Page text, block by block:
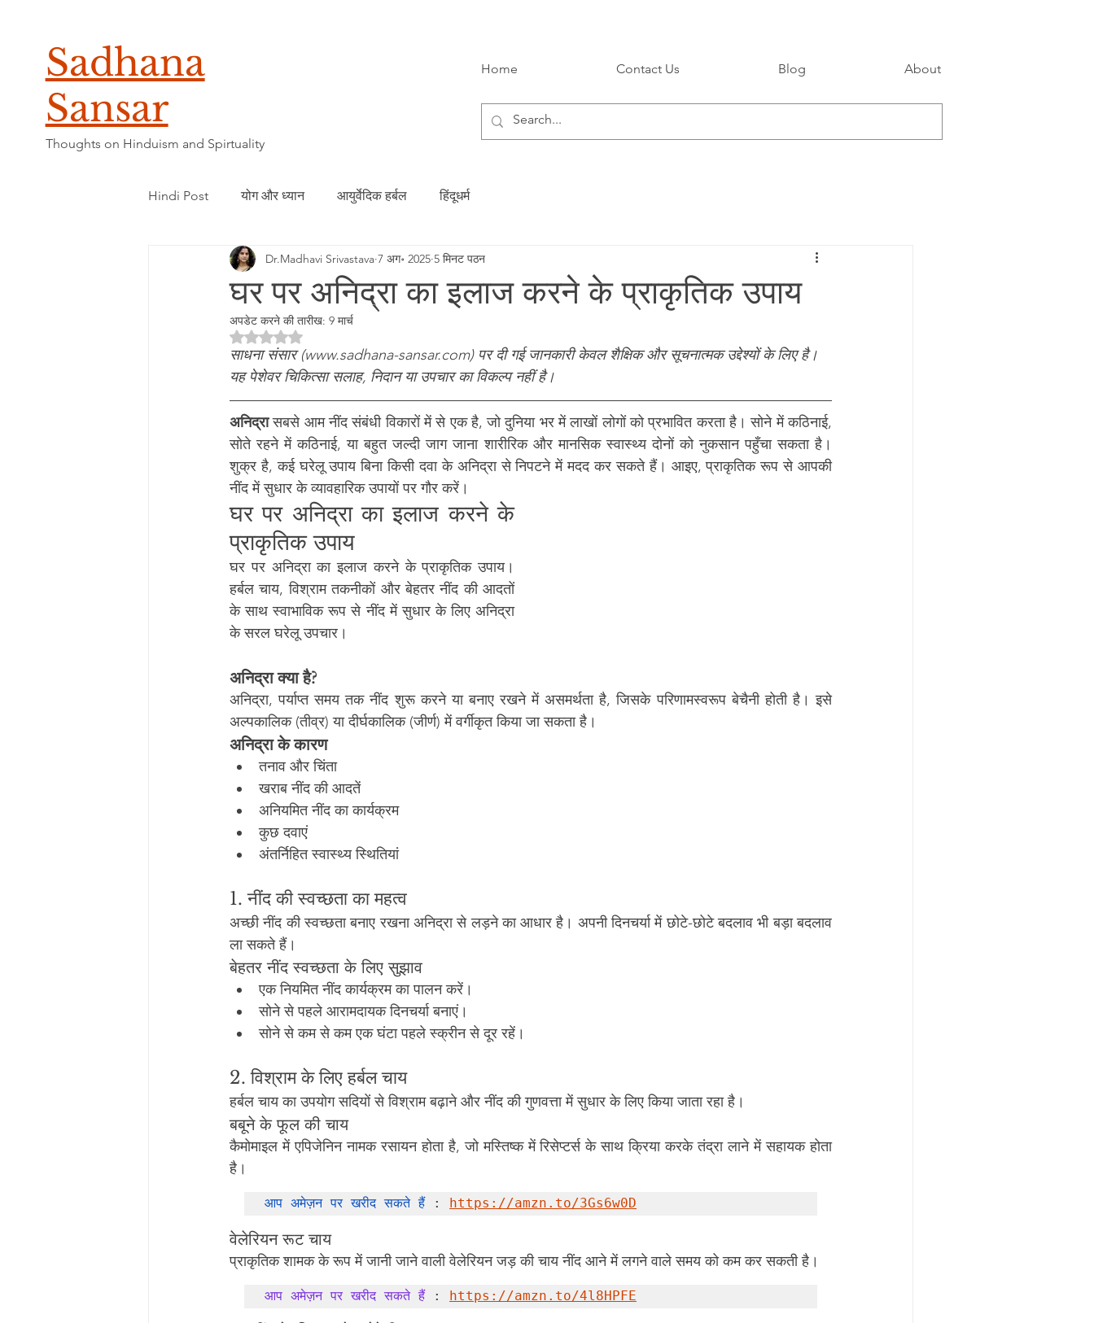
Sadhana
Sansar
Thoughts on Hinduism and Spirtuality
Home Contact Us Blog About
Hindi Post योग और ध्यान आयुर्वेदिक हर्बल हिंदूधर्म
घर पर अनिद्रा का इलाज करने के प्राकृतिक उपाय
Dr.Madhavi Srivastava 7 अग॰ 2025 5 मिनट पठन
अपडेट करने की तारीख: 9 मार्च
5 स्टार में से NaN रेटिंग दी गई।
साधना संसार (www.sadhana-sansar.com) पर दी गई जानकारी केवल शैक्षिक और सूचनात्मक उद्देश्यों के लिए है।
यह पेशेवर चिकित्सा सलाह, निदान या उपचार का विकल्प नहीं है।
अनिद्रा सबसे आम नींद संबंधी विकारों में से एक है, जो दुनिया भर में लाखों लोगों को प्रभावित करता है। सोने में कठिनाई,
सोते रहने में कठिनाई, या बहुत जल्दी जाग जाना शारीरिक और मानसिक स्वास्थ्य दोनों को नुकसान पहुँचा सकता है।
शुक्र है, कई घरेलू उपाय बिना किसी दवा के अनिद्रा से निपटने में मदद कर सकते हैं। आइए, प्राकृतिक रूप से आपकी
नींद में सुधार के व्यावहारिक उपायों पर गौर करें।
घर पर अनिद्रा का इलाज करने के
प्राकृतिक उपाय
घर पर अनिद्रा का इलाज करने के प्राकृतिक उपाय।
हर्बल चाय, विश्राम तकनीकों और बेहतर नींद की आदतों
के साथ स्वाभाविक रूप से नींद में सुधार के लिए अनिद्रा
के सरल घरेलू उपचार।
अनिद्रा क्या है?
अनिद्रा, पर्याप्त समय तक नींद शुरू करने या बनाए रखने में असमर्थता है, जिसके परिणामस्वरूप बेचैनी होती है। इसे
अल्पकालिक (तीव्र) या दीर्घकालिक (जीर्ण) में वर्गीकृत किया जा सकता है।
अनिद्रा के कारण
तनाव और चिंता
खराब नींद की आदतें
अनियमित नींद का कार्यक्रम
कुछ दवाएं
अंतर्निहित स्वास्थ्य स्थितियां
1. नींद की स्वच्छता का महत्व
अच्छी नींद की स्वच्छता बनाए रखना अनिद्रा से लड़ने का आधार है। अपनी दिनचर्या में छोटे-छोटे बदलाव भी बड़ा बदलाव
ला सकते हैं।
बेहतर नींद स्वच्छता के लिए सुझाव
एक नियमित नींद कार्यक्रम का पालन करें।
सोने से पहले आरामदायक दिनचर्या बनाएं।
सोने से कम से कम एक घंटा पहले स्क्रीन से दूर रहें।
2. विश्राम के लिए हर्बल चाय
हर्बल चाय का उपयोग सदियों से विश्राम बढ़ाने और नींद की गुणवत्ता में सुधार के लिए किया जाता रहा है।
बबूने के फूल की चाय
कैमोमाइल में एपिजेनिन नामक रसायन होता है, जो मस्तिष्क में रिसेप्टर्स के साथ क्रिया करके तंद्रा लाने में सहायक होता
है।
आप अमेज़न पर खरीद सकते हैं : https://amzn.to/3Gs6w0D
वेलेरियन रूट चाय
प्राकृतिक शामक के रूप में जानी जाने वाली वेलेरियन जड़ की चाय नींद आने में लगने वाले समय को कम कर सकती है।
आप अमेज़न पर खरीद सकते हैं : https://amzn.to/4l8HPFE